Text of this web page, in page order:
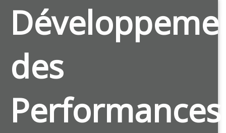
des
Performances